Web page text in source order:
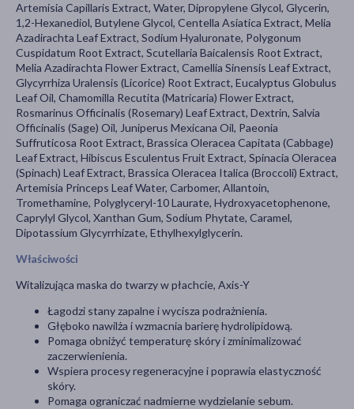
Artemisia Capillaris Extract, Water, Dipropylene Glycol, Glycerin,
1,2-Hexanediol, Butylene Glycol, Centella Asiatica Extract, Melia
Azadirachta Leaf Extract, Sodium Hyaluronate, Polygonum
Cuspidatum Root Extract, Scutellaria Baicalensis Root Extract,
Melia Azadirachta Flower Extract, Camellia Sinensis Leaf Extract,
Glycyrrhiza Uralensis (Licorice) Root Extract, Eucalyptus Globulus
Leaf Oil, Chamomilla Recutita (Matricaria) Flower Extract,
Rosmarinus Officinalis (Rosemary) Leaf Extract, Dextrin, Salvia
Officinalis (Sage) Oil, Juniperus Mexicana Oil, Paeonia
Suffruticosa Root Extract, Brassica Oleracea Capitata (Cabbage)
Leaf Extract, Hibiscus Esculentus Fruit Extract, Spinacia Oleracea
(Spinach) Leaf Extract, Brassica Oleracea Italica (Broccoli) Extract,
Artemisia Princeps Leaf Water, Carbomer, Allantoin,
Tromethamine, Polyglyceryl-10 Laurate, Hydroxyacetophenone,
Caprylyl Glycol, Xanthan Gum, Sodium Phytate, Caramel,
Dipotassium Glycyrrhizate, Ethylhexylglycerin.
Właściwości
Witalizująca maska do twarzy w płachcie, Axis-Y
Łagodzi stany zapalne i wycisza podrażnienia.
Głęboko nawilża i wzmacnia barierę hydrolipidową.
Pomaga obniżyć temperaturę skóry i zminimalizować
zaczerwienienia.
Wspiera procesy regeneracyjne i poprawia elastyczność
skóry.
Pomaga ograniczać nadmierne wydzielanie sebum.